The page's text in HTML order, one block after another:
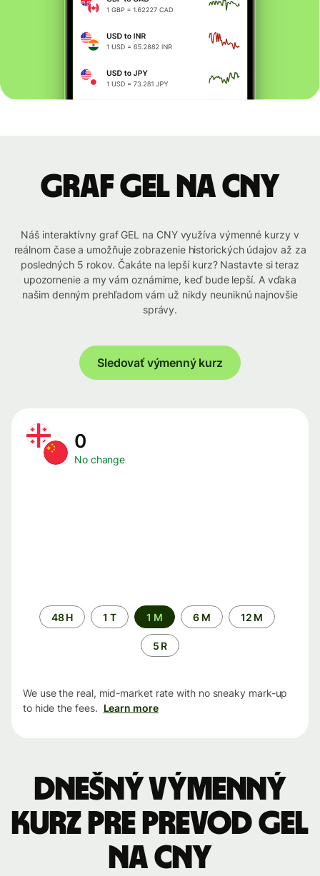
graf GEL na CNY
Náš interaktívny graf GEL na CNY využíva výmenné kurzy v
reálnom čase a umožňuje zobrazenie historických údajov až za
posledných 5 rokov. Čakáte na lepší kurz? Nastavte si teraz
upozornenie a my vám oznámime, keď bude lepší. A vďaka
našim denným prehľadom vám už nikdy neuniknú najnovšie
správy.
Sledovať výmenný kurz
0
No change
Time
period
48 H 1 T 1 M 6 M 12 M
5 R
We use the real, mid-market rate with no sneaky mark-up
to hide the fees. Learn more
Dnešný výmenný
kurz pre prevod GEL
na CNY